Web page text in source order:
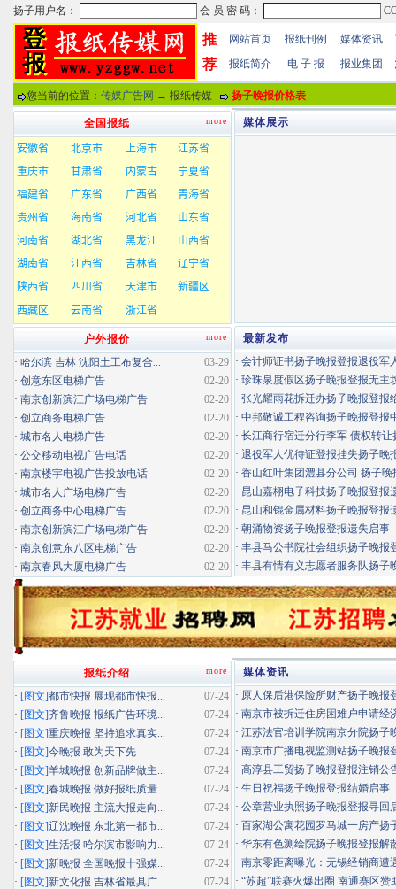
推
荐
网站首页 报纸刊例 媒体资讯
报纸简介 电 子 报 报业集团
您当前的位置： 传媒广告网 → 报纸传媒 扬子晚报价格表
媒体展示
最新发布
· 会计师证书扬子晚报登报退役军
· 珍珠泉度假区扬子晚报登报无主
· 张光耀雨花拆迁办扬子晚报登报
· 中邦敬诚工程咨询扬子晚报登报
· 长江商行宿迁分行李军 债权转让
· 退役军人优待证登报挂失扬子晚
· 香山红叶集团澧县分公司 扬子晚
· 昆山嘉栩电子科技扬子晚报登报
· 昆山和锟金属材料扬子晚报登报
· 朝涌物资扬子晚报登报遗失启事
· 丰县马公书院社会组织扬子晚报
· 丰县有情有义志愿者服务队扬子
more
全国报纸
more
户外报价
03-29
· 哈尔滨 吉林 沈阳土工布复合...
02-20
· 创意东区电梯广告
02-20
· 南京创新滨江广场电梯广告
02-20
· 创立商务电梯广告
02-20
· 城市名人电梯广告
02-20
· 公交移动电视广告电话
02-20
· 南京楼宇电视广告投放电话
02-20
· 城市名人广场电梯广告
02-20
· 创立商务中心电梯广告
02-20
· 南京创新滨江广场电梯广告
02-20
· 南京创意东八区电梯广告
02-20
· 南京春风大厦电梯广告
媒体资讯
· 原人保后港保险所财产扬子晚报
· 南京市被拆迁住房困难户申请经
· 江苏法官培训学院南京分院扬子
· 南京市广播电视监测站扬子晚报
· 高淳县工贸扬子晚报登报注销公
· 生日祝福扬子晚报登报结婚启事
· 公章营业执照扬子晚报登报寻回
· 百家湖公寓花园罗马城一房产扬
· 华东有色测绘院扬子晚报登报解
· 南京零距离曝光：无锡经销商遭
· “苏超”联赛火爆出圈 南通赛区赞
more
报纸介绍
07-24
· [图文]都市快报 展现都市快报...
07-24
· [图文]齐鲁晚报 报纸广告环境...
07-24
· [图文]重庆晚报 坚持追求真实...
07-24
· [图文]今晚报 敢为天下先
07-24
· [图文]羊城晚报 创新品牌做主...
07-24
· [图文]春城晚报 做好报纸质量...
07-24
· [图文]新民晚报 主流大报走向...
07-24
· [图文]辽沈晚报 东北第一都市...
07-24
· [图文]生活报 哈尔滨市影响力...
07-24
· [图文]新晚报 全国晚报十强媒...
07-24
· [图文]新文化报 吉林省最具广...